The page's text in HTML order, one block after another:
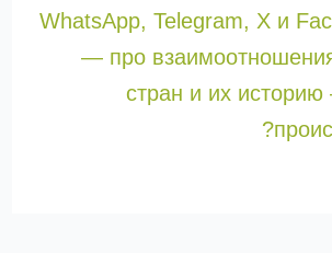
WhatsApp, Telegram, X и
— про
стран и их